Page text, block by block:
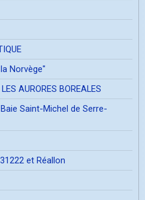
Norvège"
AURORES BOREALES
Saint-Michel de Serre-
et Réallon